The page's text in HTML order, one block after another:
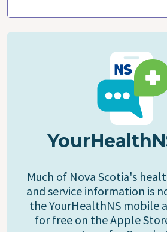
Much of Nova Scotia's
and service information is
the YourHealthNS mobile
for free on the Apple